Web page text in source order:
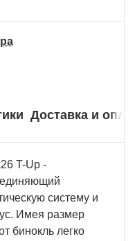
Доставка и
T-Up -
систему и
Имея размер
бинокль легко